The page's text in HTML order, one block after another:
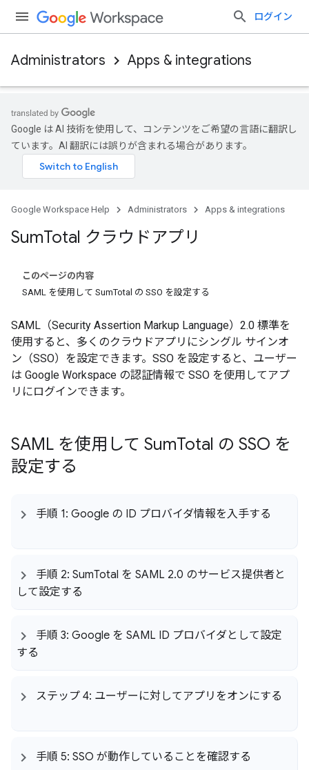
ログイン
Administrators Apps & integrations
Google は AI 技術を使用して、コンテンツをご希望の言語に翻訳し
ています。AI 翻訳には誤りが含まれる場合があります。
Google Workspace Help Administrators Apps & integrations
SumTotal クラウドアプリ
このページの内容
SAML を使用して SumTotal の SSO を設定する
SAML（Security Assertion Markup Language）2.0 標準を
使用すると、多くのクラウドアプリにシングル サインオ
ン（SSO）を設定できます。SSO を設定すると、ユーザー
は Google Workspace の認証情報で SSO を使用してアプ
リにログインできます。
SAML を使用して SumTotal の SSO を
設定する
手順 1: Google の ID プロバイダ情報を入手する
手順 2: SumTotal を SAML 2.0 のサービス提供者と
して設定する
手順 3: Google を SAML ID プロバイダとして設定
する
ステップ 4: ユーザーに対してアプリをオンにする
手順 5: SSO が動作していることを確認する